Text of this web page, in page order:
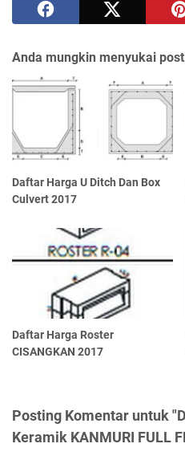
Anda mungkin menyukai
Daftar Harga U Ditch Dan Box
Culvert 2017
Daftar Harga Roster
CISANGKAN 2017
Posting Komentar untuk
Keramik KANMURI FULL